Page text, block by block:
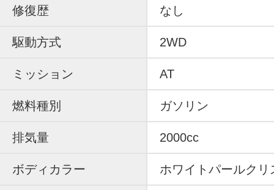
修復歴 なし
駆動方式 2WD
ミッション AT
燃料種別 ガソリン
排気量 2000cc
ボディカラー ホワイトパールク